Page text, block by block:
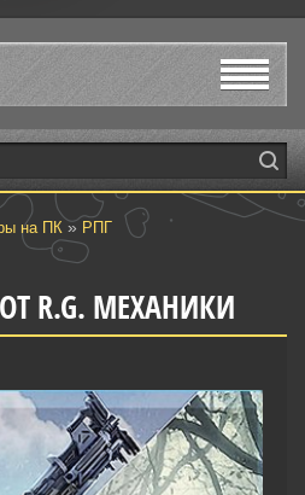
на ПК » РПГ
ОТ R.G. МЕХАНИКИ